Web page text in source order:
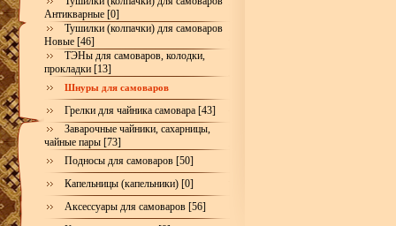
Антикварные [0]
Тушилки (колпачки) для самоваров
Новые [46]
ТЭНы для самоваров, колодки,
прокладки [13]
Шнуры для самоваров
Грелки для чайника самовара [43]
Заварочные чайники, сахарницы,
чайные пары [73]
Подносы для самоваров [50]
Капельницы (капельники) [0]
Аксессуары для самоваров [56]